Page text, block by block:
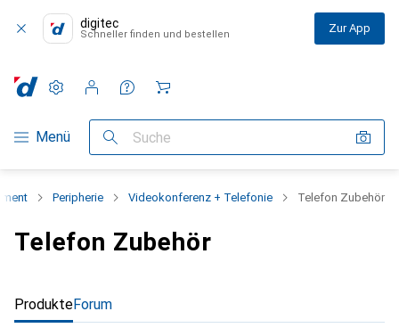
digitec
Schneller finden und bestellen Zur App
Navigation nach Kategorien
Menü Suche
Einstellungen
Kundenkonto
Vergleichslisten
Merklisten
Warenkorb
Peripherie Videokonferenz + Telefonie Telefon Zubehör
Telefon Zubehör
ProdukteForum